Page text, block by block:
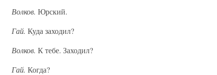
Волков. Юрский.
Гай. Куда заходил?
Волков. К тебе. Заходил?
Гай. Когда?